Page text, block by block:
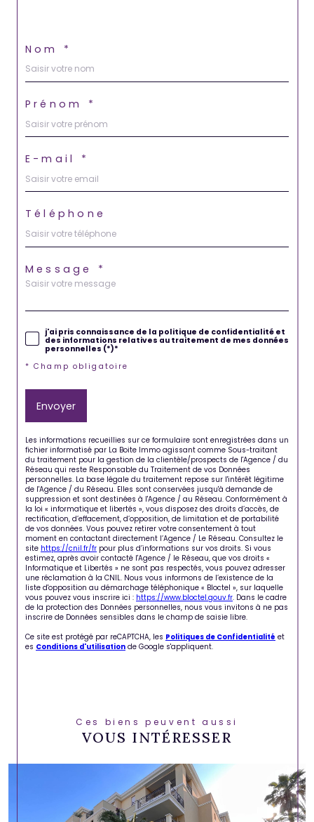
Nom *
Prénom *
E-mail *
Téléphone
Message *
j'ai pris connaissance de la politique de confidentialité et
des informations relatives au traitement de mes données
personnelles (*)*
* Champ obligatoire
Envoyer
Les informations recueillies sur ce formulaire sont enregistrées dans un
fichier informatisé par La Boite Immo agissant comme Sous-traitant
du traitement pour la gestion de la clientèle/prospects de l'Agence / du
Réseau qui reste Responsable du Traitement de vos Données
personnelles. La base légale du traitement repose sur l'intérêt légitime
de l'Agence / du Réseau. Elles sont conservées jusqu'à demande de
suppression et sont destinées à l'Agence / au Réseau. Conformément à
la loi « informatique et libertés », vous disposez des droits d’accès, de
rectification, d’effacement, d’opposition, de limitation et de portabilité
de vos données. Vous pouvez retirer votre consentement à tout
moment en contactant directement l’Agence / Le Réseau. Consultez le
site https://cnil.fr/fr pour plus d’informations sur vos droits. Si vous
estimez, après avoir contacté l'Agence / le Réseau, que vos droits «
Informatique et Libertés » ne sont pas respectés, vous pouvez adresser
une réclamation à la CNIL. Nous vous informons de l’existence de la
liste d'opposition au démarchage téléphonique « Bloctel », sur laquelle
vous pouvez vous inscrire ici : https://www.bloctel.gouv.fr. Dans le cadre
de la protection des Données personnelles, nous vous invitons à ne pas
inscrire de Données sensibles dans le champ de saisie libre.
Ce site est protégé par reCAPTCHA, les Politiques de Confidentialité et
es Conditions d'utilisation de Google s'appliquent.
Ces biens peuvent aussi
VOUS INTÉRESSER